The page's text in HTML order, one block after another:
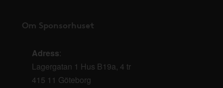
Om Sponsorhuset
Adress:
Lagergatan 1 Hus B19a, 4 tr
415 11 Göteborg